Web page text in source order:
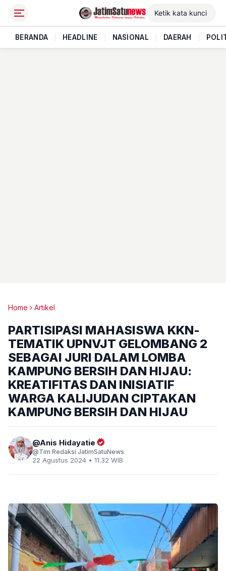
BERANDA HEADLINE NASIONAL DAERAH
Home Artikel
PARTISIPASI MAHASISWA KKN-
TEMATIK UPNVJT GELOMBANG 2
SEBAGAI JURI DALAM LOMBA
KAMPUNG BERSIH DAN HIJAU:
KREATIFITAS DAN INISIATIF
WARGA KALIJUDAN CIPTAKAN
KAMPUNG BERSIH DAN HIJAU
Anis Hidayatie
Tim Redaksi JatimSatuNews
22 Agustus 2024 • 11.32 WIB